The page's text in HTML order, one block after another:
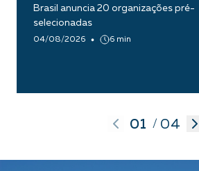
Brasil anuncia 20 organizações pré-
selecionadas
04/08/2026 6 min
01 / 04